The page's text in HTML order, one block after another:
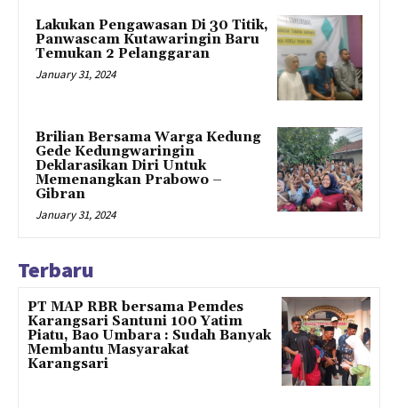
Lakukan Pengawasan Di 30 Titik,
Panwascam Kutawaringin Baru
Temukan 2 Pelanggaran
January 31, 2024
Brilian Bersama Warga Kedung
Gede Kedungwaringin
Deklarasikan Diri Untuk
Memenangkan Prabowo –
Gibran
January 31, 2024
Terbaru
PT MAP RBR bersama Pemdes
Karangsari Santuni 100 Yatim
Piatu, Bao Umbara : Sudah Banyak
Membantu Masyarakat
Karangsari